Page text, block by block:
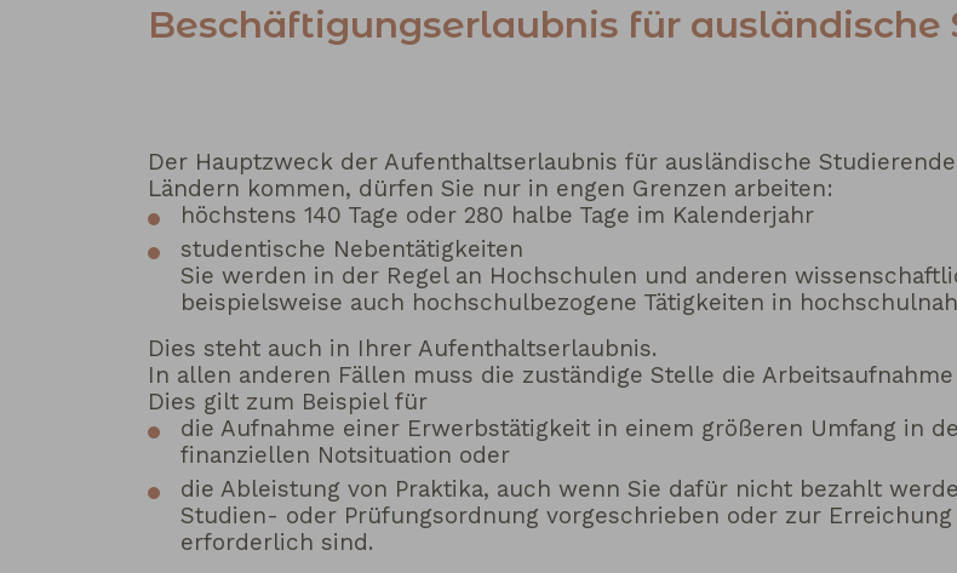
Beschäftigungserlaubnis für
Der Hauptzweck der Aufenthaltserlaubnis für ausländische
Ländern kommen, dürfen Sie nur in engen Grenzen arbeiten:
höchstens 140 Tage oder 280 halbe Tage im Kalenderjahr
studentische Nebentätigkeiten
Sie werden in der Regel an Hochschulen und anderen
beispielsweise auch hochschulbezogene Tätigkeiten in
Dies steht auch in Ihrer Aufenthaltserlaubnis.
In allen anderen Fällen muss die zuständige Stelle die
Dies gilt zum Beispiel für
die Aufnahme einer Erwerbstätigkeit in einem größeren Umfang in
finanziellen Notsituation oder
die Ableistung von Praktika, auch wenn Sie dafür nicht bezahlt
Studien- oder Prüfungsordnung vorgeschrieben oder zur
erforderlich sind.